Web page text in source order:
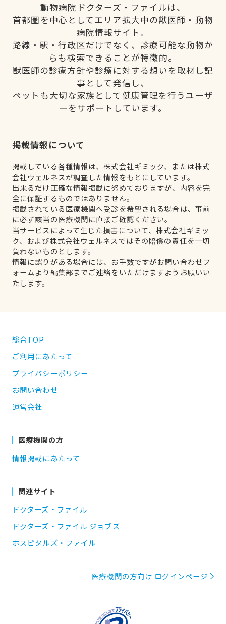
動物病院ドクターズ・ファイルは、
首都圏を中心としてエリア拡大中の獣医師・動物
病院情報サイト。
路線・駅・行政区だけでなく、診療可能な動物か
らも検索できることが特徴的。
獣医師の診療方針や診療に対する想いを取材し記
事として発信し、
ペットも大切な家族として健康管理を行うユーザ
ーをサポートしています。
掲載情報について
掲載している各種情報は、株式会社ギミック、または株式
会社ウェルネスが調査した情報をもとにしています。
出来るだけ正確な情報掲載に努めておりますが、内容を完
全に保証するものではありません。
掲載されている医療機関へ受診を希望される場合は、事前
に必ず該当の医療機関に直接ご確認ください。
当サービスによって生じた損害について、株式会社ギミッ
ク、および株式会社ウェルネスではその賠償の責任を一切
負わないものとします。
情報に誤りがある場合には、お手数ですがお問い合わせフ
ォームより編集部までご連絡をいただけますようお願いい
たします。
総合TOP
ご利用にあたって
プライバシーポリシー
お問い合わせ
運営会社
医療機関の方
情報掲載にあたって
関連サイト
ドクターズ・ファイル
ドクターズ・ファイル ジョブズ
ホスピタルズ・ファイル
医療機関の方向け ログインページ